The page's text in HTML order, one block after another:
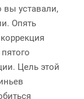
вы уставали,
Опять
Цель этой